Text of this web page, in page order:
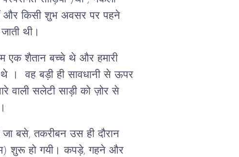
और किसी शुभ अवसर पर पहने
थी।
एक शैतान बच्चे थे और हमारी
। वह बड़ी ही सावधानी से ऊपर
सलेटी साड़ी को ज़ोर से
बसे, तकरीबन उस ही दौरान
शुरू हो गयी। कपड़े, गहने और